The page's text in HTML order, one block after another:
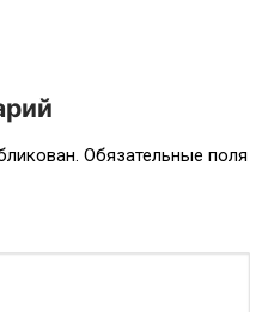
Обязательные поля